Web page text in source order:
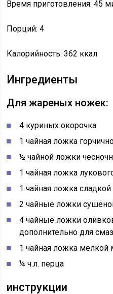
Время приготовления: 45
Порций: 4
Калорийность: 362 ккал
Ингредиенты
Для жареных ножек:
4 куриных окорочка
1 чайная ложка
½ чайной ложки
1 чайная ложка
1 чайная ложка
2 чайные ложки
4 чайные ложки
дополнительно для
1 чайная ложка мелкой
¼ ч.л. перца
инструкции